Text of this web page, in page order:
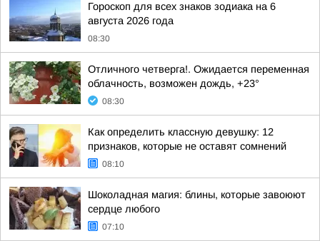
Гороскоп для всех знаков зодиака на 6
августа 2026 года
08:30
Отличного четверга!. Ожидается переменная
облачность, возможен дождь, +23°
08:30
Как определить классную девушку: 12
признаков, которые не оставят сомнений
08:10
Шоколадная магия: блины, которые завоюют
сердце любого
07:10